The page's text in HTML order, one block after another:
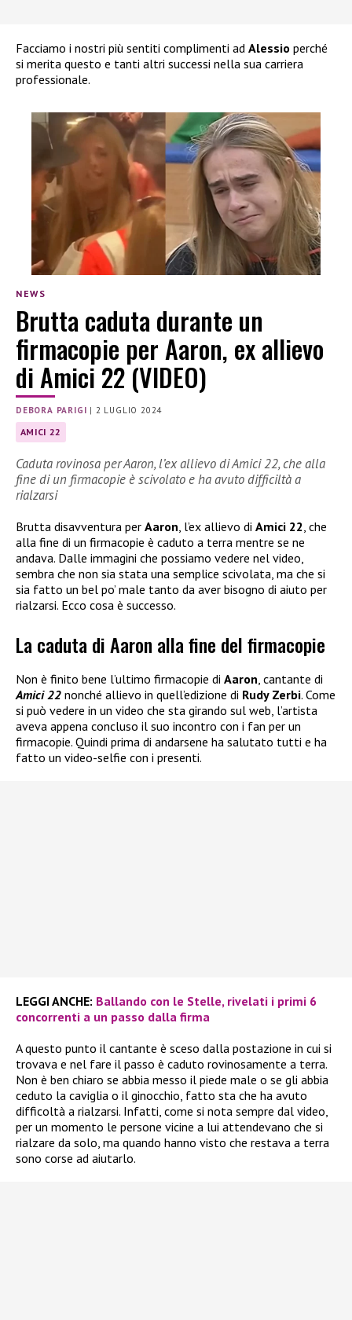
Facciamo i nostri più sentiti complimenti ad Alessio perché
si merita questo e tanti altri successi nella sua carriera
professionale.
NEWS
Brutta caduta durante un
firmacopie per Aaron, ex allievo
di Amici 22 (VIDEO)
DEBORA PARIGI | 2 LUGLIO 2024
AMICI 22
Caduta rovinosa per Aaron, l’ex allievo di Amici 22, che alla
fine di un firmacopie è scivolato e ha avuto difficiltà a
rialzarsi
Brutta disavventura per Aaron, l’ex allievo di Amici 22, che
alla fine di un firmacopie è caduto a terra mentre se ne
andava. Dalle immagini che possiamo vedere nel video,
sembra che non sia stata una semplice scivolata, ma che si
sia fatto un bel po’ male tanto da aver bisogno di aiuto per
rialzarsi. Ecco cosa è successo.
La caduta di Aaron alla fine del firmacopie
Non è finito bene l’ultimo firmacopie di Aaron, cantante di
Amici 22 nonché allievo in quell’edizione di Rudy Zerbi. Come
si può vedere in un video che sta girando sul web, l’artista
aveva appena concluso il suo incontro con i fan per un
firmacopie. Quindi prima di andarsene ha salutato tutti e ha
fatto un video-selfie con i presenti.
LEGGI ANCHE: Ballando con le Stelle, rivelati i primi 6
concorrenti a un passo dalla firma
A questo punto il cantante è sceso dalla postazione in cui si
trovava e nel fare il passo è caduto rovinosamente a terra.
Non è ben chiaro se abbia messo il piede male o se gli abbia
ceduto la caviglia o il ginocchio, fatto sta che ha avuto
difficoltà a rialzarsi. Infatti, come si nota sempre dal video,
per un momento le persone vicine a lui attendevano che si
rialzare da solo, ma quando hanno visto che restava a terra
sono corse ad aiutarlo.